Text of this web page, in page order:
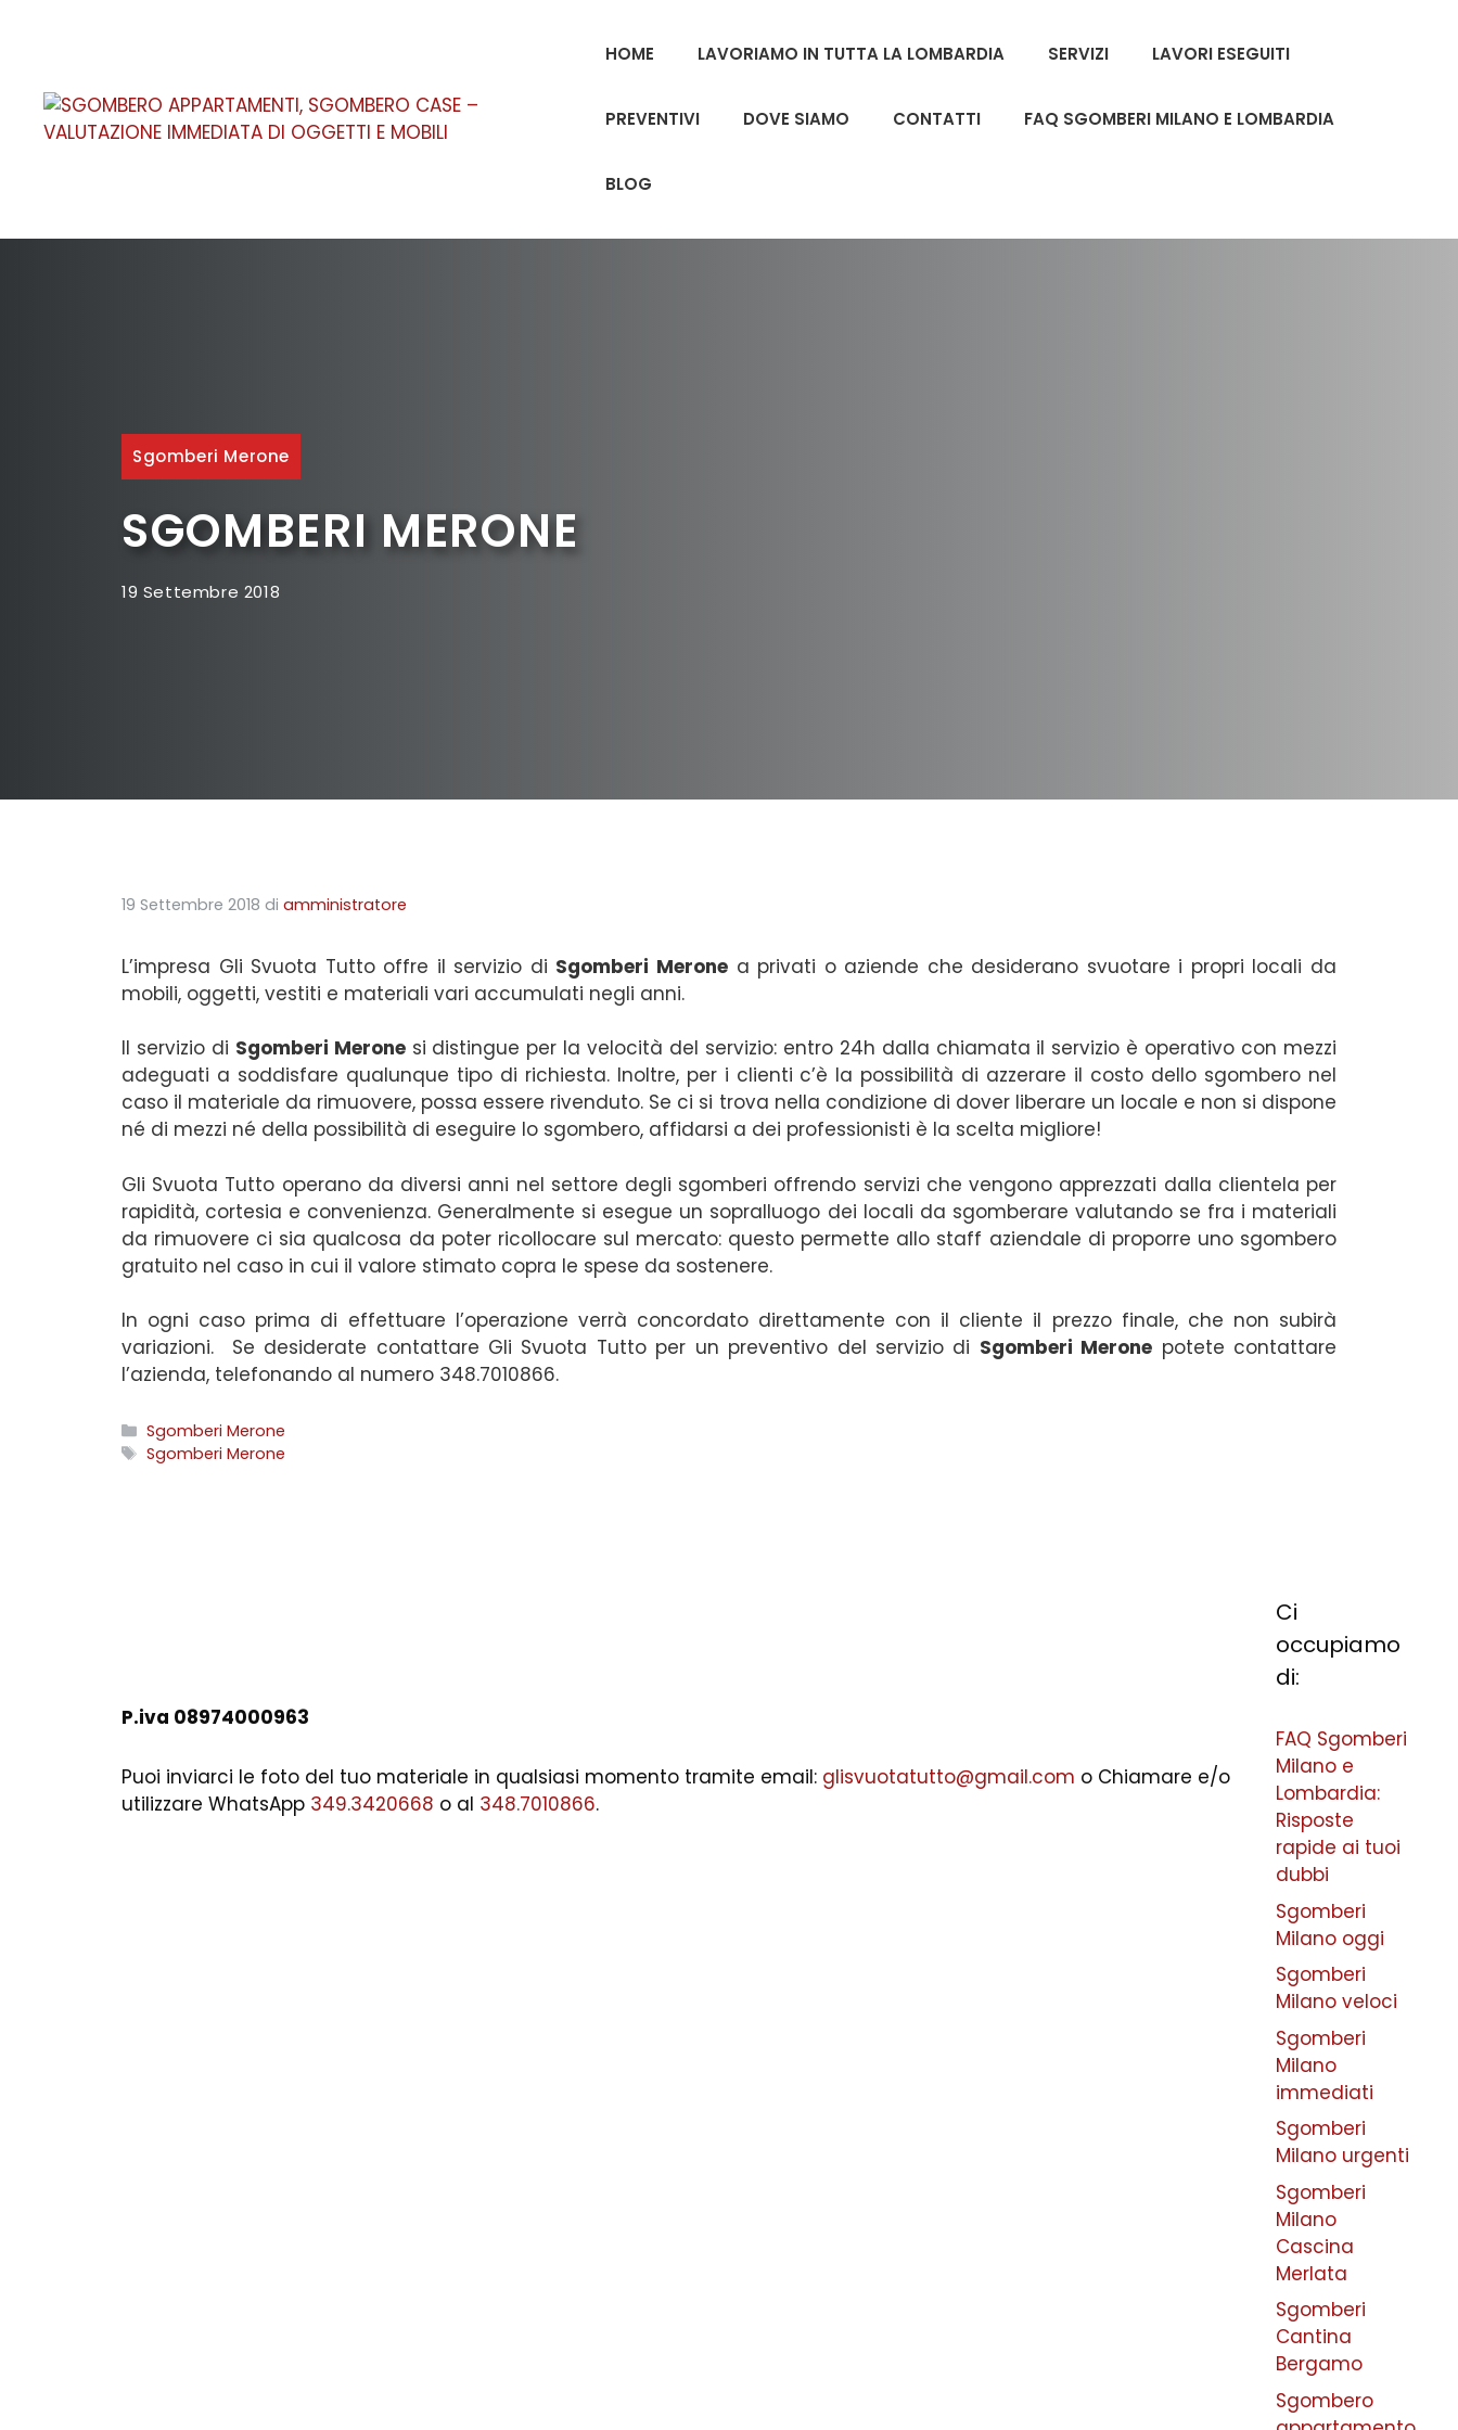
HOME LAVORIAMO IN TUTTA LA LOMBARDIA SERVIZI LAVORI ESEGUITI
PREVENTIVI DOVE SIAMO CONTATTI FAQ SGOMBERI MILANO E LOMBARDIA
BLOG
Sgomberi Merone
SGOMBERI MERONE
19 Settembre 2018
19 Settembre 2018 di amministratore
L’impresa Gli Svuota Tutto offre il servizio di Sgomberi Meronea privati o aziende che desiderano svuotare i propri locali da
mobili, oggetti, vestiti e materiali vari accumulati negli anni.
Il servizio di Sgomberi Meronesi distingue per la velocità del servizio: entro 24h dalla chiamata il servizio è operativo con mezzi
adeguati a soddisfare qualunque tipo di richiesta. Inoltre, per i clienti c’è la possibilità di azzerare il costo dello sgombero nel
caso il materiale da rimuovere, possa essere rivenduto. Se ci si trova nella condizione di dover liberare un locale e non si dispone
né di mezzi né della possibilità di eseguire lo sgombero, affidarsi a dei professionisti è la scelta migliore!
Gli Svuota Tutto operano da diversi anni nel settore degli sgomberi offrendo servizi che vengono apprezzati dalla clientela per
rapidità, cortesia e convenienza. Generalmente si esegue un sopralluogo dei locali da sgomberare valutando se fra i materiali
da rimuovere ci sia qualcosa da poter ricollocare sul mercato: questo permette allo staff aziendale di proporre uno sgombero
gratuito nel caso in cui il valore stimato copra le spese da sostenere.
In ogni caso prima di effettuare l’operazione verrà concordato direttamente con il cliente il prezzo finale, che non subirà
variazioni. Se desiderate contattare Gli Svuota Tutto per un preventivo del servizio di Sgomberi Merone potete contattare
l’azienda, telefonando al numero 348.7010866.
Categorie
Sgomberi Merone
Tag
Sgomberi Merone
P.iva 08974000963
Puoi inviarci le foto del tuo materiale in qualsiasi momento tramite email: glisvuotatutto@gmail.com o Chiamare e/o
utilizzare WhatsApp 349.3420668 o al 348.7010866.
Ci
occupiamo
di:
FAQ Sgomberi
Milano e
Lombardia:
Risposte
rapide ai tuoi
dubbi
Sgomberi
Milano oggi
Sgomberi
Milano veloci
Sgomberi
Milano
immediati
Sgomberi
Milano urgenti
Sgomberi
Milano
Cascina
Merlata
Sgomberi
Cantina
Bergamo
Sgombero